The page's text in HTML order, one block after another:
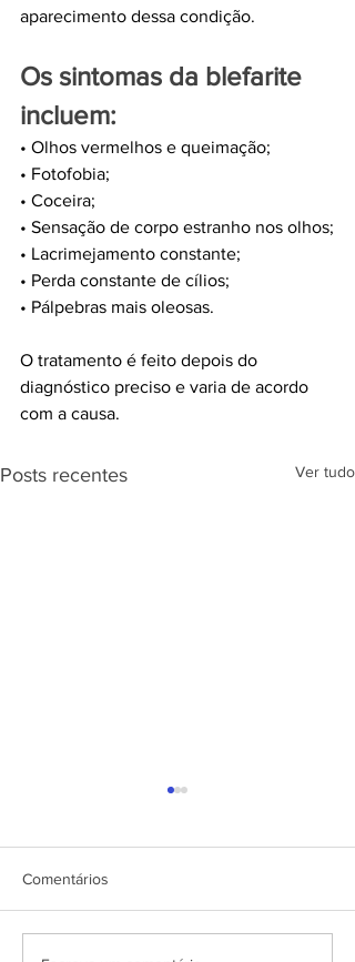
aparecimento dessa condição.
Os sintomas da blefarite
incluem:
• Olhos vermelhos e queimação;
• Fotofobia;
• Coceira;
• Sensação de corpo estranho nos olhos;
• Lacrimejamento constante;
• Perda constante de cílios;
• Pálpebras mais oleosas.
O tratamento é feito depois do
diagnóstico preciso e varia de acordo
com a causa.
Posts recentes Ver tudo
Comentários